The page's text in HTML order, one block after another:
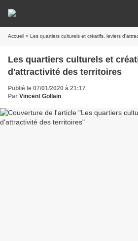
Accueil » Les quartiers culturels et créatifs, leviers
Les quartiers culturels et
d'attractivité des territoires
Publié le 07/01/2020 à 21:17
Par Vincent Gollain